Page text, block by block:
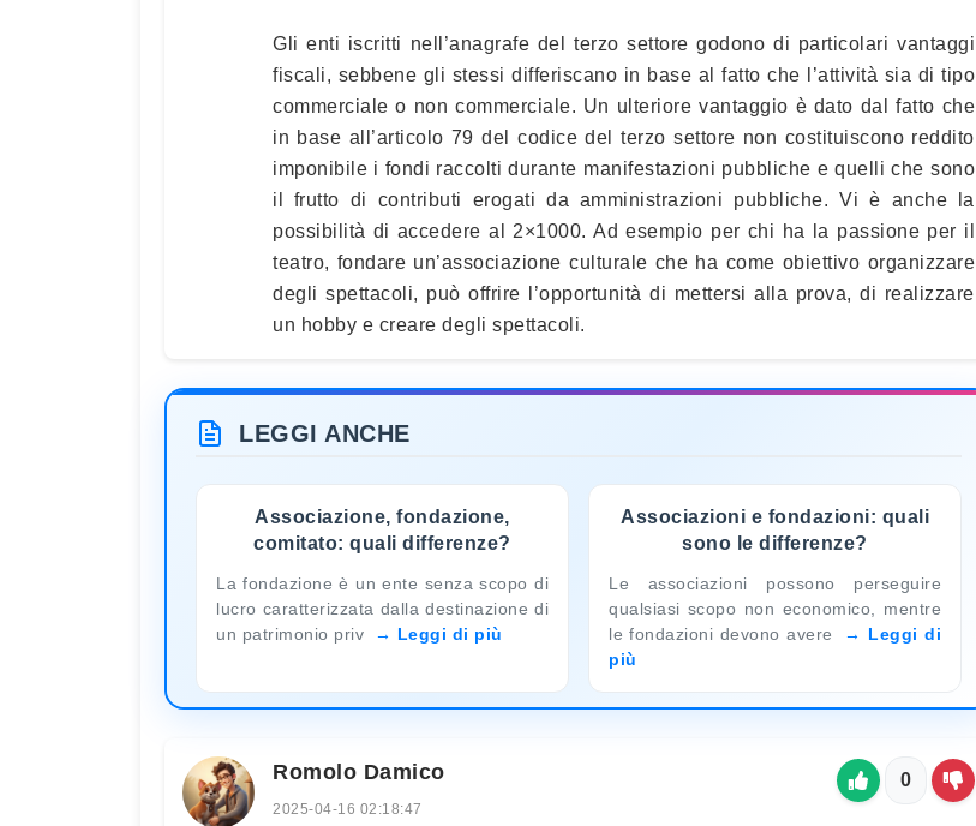
Gli enti iscritti nell’anagrafe del terzo settore godono di particolari vantaggi
fiscali, sebbene gli stessi differiscano in base al fatto che l’attività sia di tipo
commerciale o non commerciale. Un ulteriore vantaggio è dato dal fatto che
in base all’articolo 79 del codice del terzo settore non costituiscono reddito
imponibile i fondi raccolti durante manifestazioni pubbliche e quelli che sono
il frutto di contributi erogati da amministrazioni pubbliche. Vi è anche la
possibilità di accedere al 2×1000. Ad esempio per chi ha la passione per il
teatro, fondare un’associazione culturale che ha come obiettivo organizzare
degli spettacoli, può offrire l’opportunità di mettersi alla prova, di realizzare
un hobby e creare degli spettacoli.
LEGGI ANCHE
Associazione, fondazione,
comitato: quali differenze?
La fondazione è un ente senza scopo di
lucro caratterizzata dalla destinazione di
un patrimonio priv
Leggi di più
Associazioni e fondazioni: quali
sono le differenze?
Le associazioni possono perseguire
qualsiasi scopo non economico, mentre
le fondazioni devono avere
Leggi di
più
Romolo Damico
2025-04-16 02:18:47
0